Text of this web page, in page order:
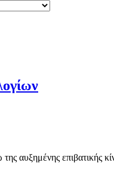
αυξημένης επιβατικής